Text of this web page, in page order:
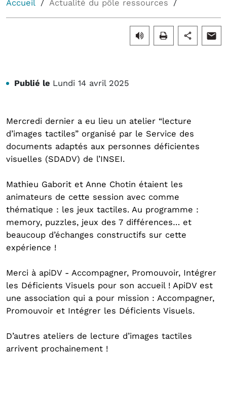
Accueil Actualité du pôle ressources
Publié le Lundi 14 avril 2025
Mercredi dernier a eu lieu un atelier “lecture
d’images tactiles” organisé par le Service des
documents adaptés aux personnes déficientes
visuelles (SDADV) de l’INSEI.
Mathieu Gaborit et Anne Chotin étaient les
animateurs de cette session avec comme
thématique : les jeux tactiles. Au programme :
memory, puzzles, jeux des 7 différences… et
beaucoup d’échanges constructifs sur cette
expérience !
Merci à apiDV - Accompagner, Promouvoir, Intégrer
les Déficients Visuels pour son accueil ! ApiDV est
une association qui a pour mission : Accompagner,
Promouvoir et Intégrer les Déficients Visuels.
D’autres ateliers de lecture d’images tactiles
arrivent prochainement !